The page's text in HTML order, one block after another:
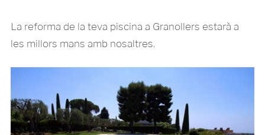
La reforma de la teva piscina a Granollers estarà a
les millors mans amb nosaltres.